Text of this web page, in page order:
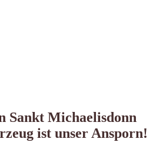
Sankt Michaelisdonn
ist unser Ansporn!